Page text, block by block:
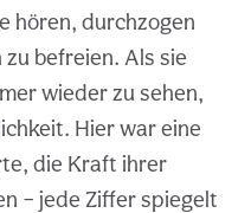
hören, durchzogen
befreien. Als sie
wieder zu sehen,
Hier war eine
die Kraft ihrer
– jede Ziffer spiegelt